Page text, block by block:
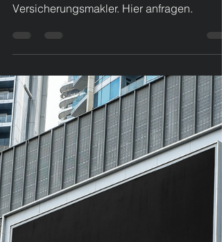
anfragen.
Top Marketing Agenturen für
Versicherungsmakler. Hier anfragen.